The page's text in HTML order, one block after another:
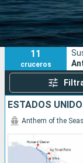
Fecha de
Puertos
11
cruceros
ESTADOS
Anthem of the Seas